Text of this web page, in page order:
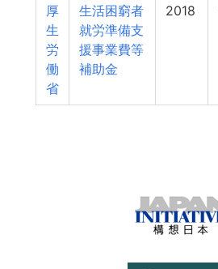
厚
生
労
働
省
生活困窮者
就労準備支
援事業費等
補助金
2018